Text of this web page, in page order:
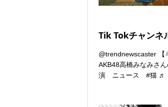
Tik Tokチャンネ
@trendnewscaster
AKB48高橋みなみさ
演 ニュース#猫 ♬